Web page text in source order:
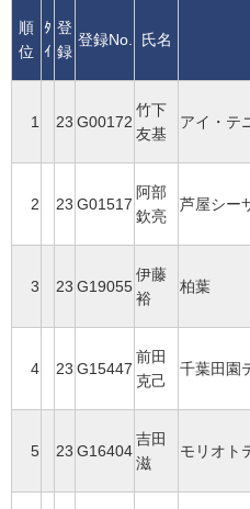
順
位
ﾀ
ｲ
登
録
登録No. 氏名
1 23 G00172
竹下
友基
アイ・テ
2 23 G01517
阿部
欽亮
芦屋シー
3 23 G19055
伊藤
裕
柏葉
4 23 G15447
前田
克己
千葉田園
5 23 G16404
吉田
滋
モリオト